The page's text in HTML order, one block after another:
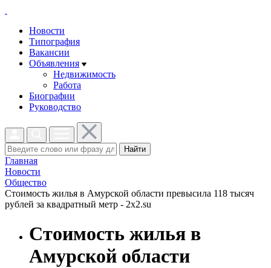
Новости
Типография
Вакансии
Объявления
Недвижимость
Работа
Биографии
Руководство
Найти
Главная
Новости
Общество
Стоимость жилья в Амурской области превысила 118 тысяч
рублей за квадратный метр - 2x2.su
Стоимость жилья в
Амурской области